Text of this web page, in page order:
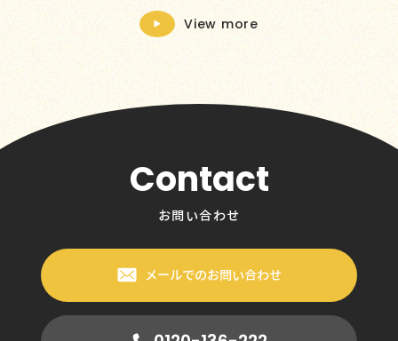
View more
Contact
お問い合わせ
メールでのお問い合わせ